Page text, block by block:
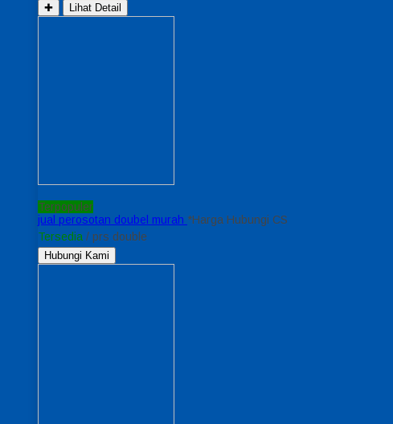
✚ Lihat Detail
Terpopuler
jual perosotan doubel murah *Harga Hubungi CS
Tersedia / prs double
Hubungi Kami